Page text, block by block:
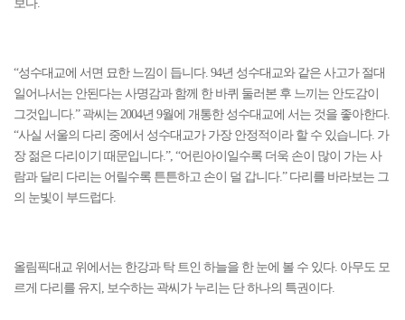
보다.
“성수대교에 서면 묘한 느낌이 듭니다. 94년 성수대교와 같은 사고가 절대
일어나서는 안된다는 사명감과 함께 한 바퀴 둘러본 후 느끼는 안도감이
그것입니다.” 곽씨는 2004년 9월에 개통한 성수대교에 서는 것을 좋아한다.
“사실 서울의 다리 중에서 성수대교가 가장 안정적이라 할 수 있습니다. 가
장 젊은 다리이기 때문입니다.”, “어린아이일수록 더욱 손이 많이 가는 사
람과 달리 다리는 어릴수록 튼튼하고 손이 덜 갑니다.” 다리를 바라보는 그
의 눈빛이 부드럽다.
올림픽대교 위에서는 한강과 탁 트인 하늘을 한 눈에 볼 수 있다. 아무도 모
르게 다리를 유지, 보수하는 곽씨가 누리는 단 하나의 특권이다.